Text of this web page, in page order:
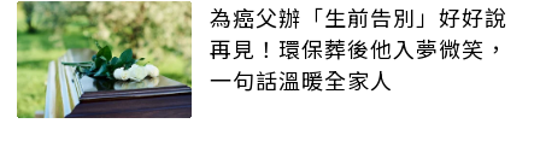
為癌父辦「生前告別」好好說
再見！環保葬後他入夢微笑，
一句話溫暖全家人